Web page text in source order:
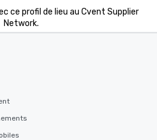
ce profil de lieu au Cvent Supplier
Network.